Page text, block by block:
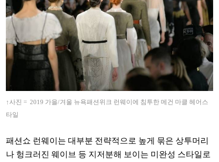
↑사진 = 2019 가을/겨울 뉴욕패션위크 런웨이에 침투한 메건 마클 헤어스
타일
패션쇼 런웨이는 대부분 전략적으로 높게 묶은 상투머리
나 헝크러진 웨이브 등 지저분해 보이는 미완성 스타일로